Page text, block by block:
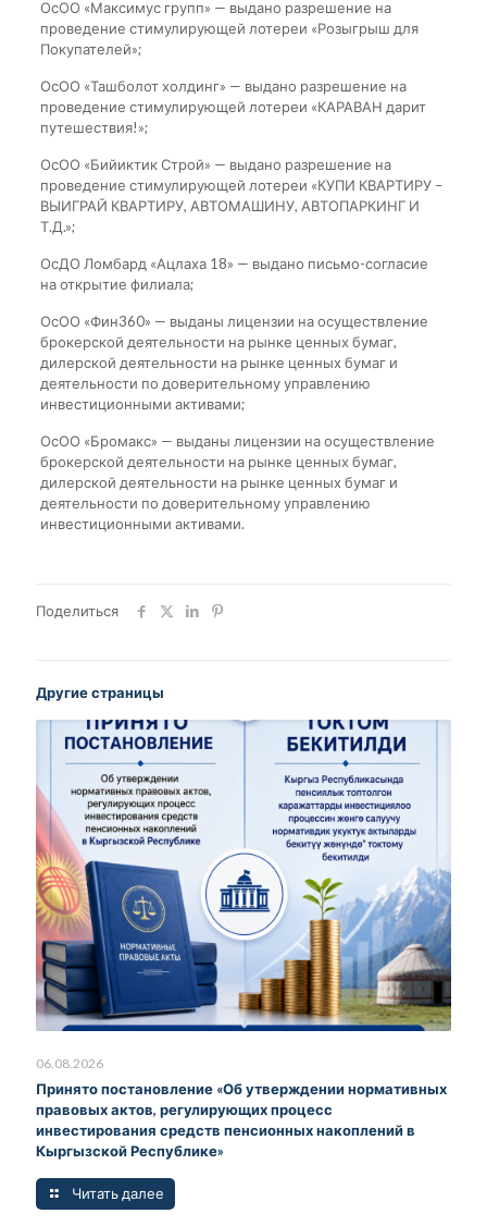
ОсОО «Максимус групп» — выдано разрешение на
проведение стимулирующей лотереи «Розыгрыш для
Покупателей»;
ОсОО «Ташболот холдинг» — выдано разрешение на
проведение стимулирующей лотереи «КАРАВАН дарит
путешествия!»;
ОсОО «Бийиктик Строй» — выдано разрешение на
проведение стимулирующей лотереи «КУПИ КВАРТИРУ –
ВЫИГРАЙ КВАРТИРУ, АВТОМАШИНУ, АВТОПАРКИНГ И
Т.Д.»;
ОсДО Ломбард «Ацлаха 18» — выдано письмо-согласие
на открытие филиала;
ОсОО «Фин360» — выданы лицензии на осуществление
брокерской деятельности на рынке ценных бумаг,
дилерской деятельности на рынке ценных бумаг и
деятельности по доверительному управлению
инвестиционными активами;
ОсОО «Бромакс» — выданы лицензии на осуществление
брокерской деятельности на рынке ценных бумаг,
дилерской деятельности на рынке ценных бумаг и
деятельности по доверительному управлению
инвестиционными активами.
Поделиться
Другие страницы
06.08.2026
Принято постановление «Об утверждении нормативных
правовых актов, регулирующих процесс
инвестирования средств пенсионных накоплений в
Кыргызской Республике»
Читать далее